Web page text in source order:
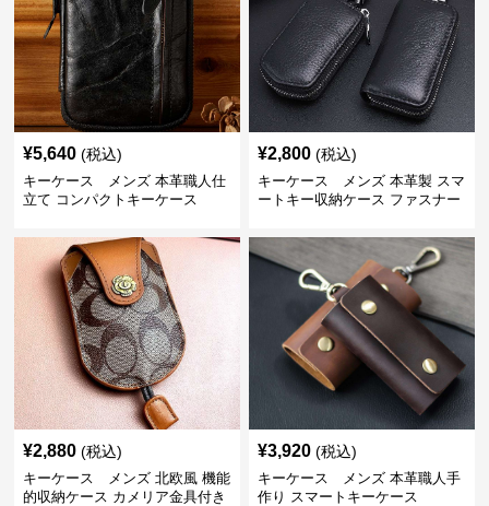
¥5,640 (税込)
キーケース メンズ 本革職人仕
立て コンパクトキーケース
¥2,800 (税込)
キーケース メンズ 本革製 スマ
ートキー収納ケース ファスナー
¥2,880 (税込)
キーケース メンズ 北欧風 機能
的収納ケース カメリア金具付き
¥3,920 (税込)
キーケース メンズ 本革職人手
作り スマートキーケース